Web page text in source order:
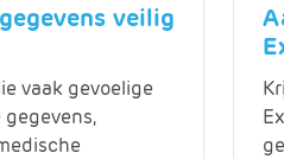
veilig
vaak gevoelige